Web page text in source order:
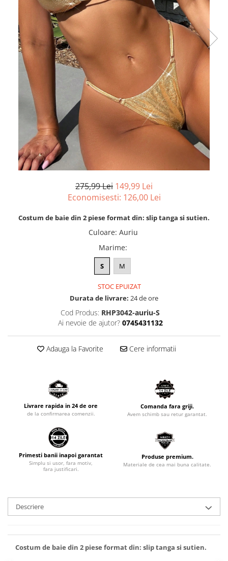
275,99 Lei 149,99 Lei
Economisesti: 126,00 Lei
Costum de baie din 2 piese format din: slip tanga si sutien.
Culoare: Auriu
Marime:
S M
STOC EPUIZAT
Durata de livrare: 24 de ore
Cod Produs: RHP3042-auriu-S
Ai nevoie de ajutor? 0745431132
Adauga la Favorite Cere informatii
Livrare rapida in 24 de ore
de la confirmarea comenzii.
Comanda fara griji.
Avem schimb sau retur garantat.
Primesti banii inapoi garantat
Simplu si usor, fara motiv,
fara justificari.
Produse premium.
Materiale de cea mai buna calitate.
Descriere
Costum de baie din 2 piese format din: slip tanga si sutien.